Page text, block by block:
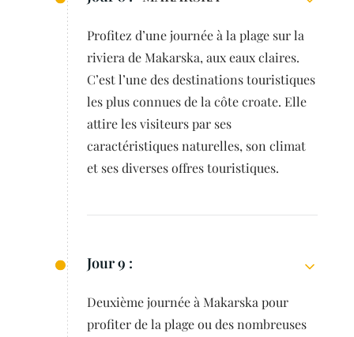
Profitez d’une journée à la plage sur la
riviera de Makarska, aux eaux claires.
C’est l’une des destinations touristiques
les plus connues de la côte croate. Elle
attire les visiteurs par ses
caractéristiques naturelles, son climat
et ses diverses offres touristiques.
Jour 9 :
Deuxième journée à Makarska pour
profiter de la plage ou des nombreuses